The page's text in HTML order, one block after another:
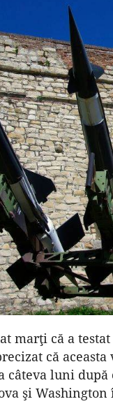
marţi că a
că
câteva luni
şi Washington